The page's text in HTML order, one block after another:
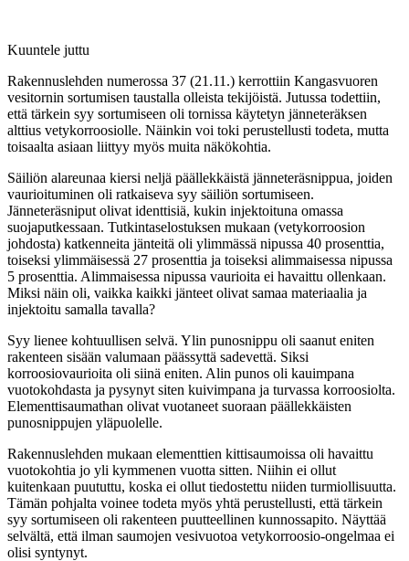
Kuuntele juttu
Rakennuslehden numerossa 37 (21.11.) kerrottiin Kangasvuoren
vesitornin sortumisen taustalla olleista tekijöistä. Jutussa todettiin,
että tärkein syy sortumiseen oli tornissa käytetyn jänneteräksen
alttius vetykorroosiolle. Näinkin voi toki perustellusti todeta, mutta
toisaalta asiaan liittyy myös muita näkökohtia.
Säiliön alareunaa kiersi neljä päällekkäistä jänneteräsnippua, joiden
vaurioituminen oli ratkaiseva syy säiliön sortumiseen.
Jänneteräsniput olivat identtisiä, kukin injektoituna omassa
suojaputkessaan. Tutkintaselostuksen mukaan (vetykorroosion
johdosta) katkenneita jänteitä oli ylimmässä nipussa 40 prosenttia,
toiseksi ylimmäisessä 27 prosenttia ja toiseksi alimmaisessa nipussa
5 prosenttia. Alimmaisessa nipussa vaurioita ei havaittu ollenkaan.
Miksi näin oli, vaikka kaikki jänteet olivat samaa materiaalia ja
injektoitu samalla tavalla?
Syy lienee kohtuullisen selvä. Ylin punosnippu oli saanut eniten
rakenteen sisään valumaan päässyttä sadevettä. Siksi
korroosiovaurioita oli siinä eniten. Alin punos oli kauimpana
vuotokohdasta ja pysynyt siten kuivimpana ja turvassa korroosiolta.
Elementtisaumathan olivat vuotaneet suoraan päällekkäisten
punosnippujen yläpuolelle.
Rakennuslehden mukaan elementtien kittisaumoissa oli havaittu
vuotokohtia jo yli kymmenen vuotta sitten. Niihin ei ollut
kuitenkaan puututtu, koska ei ollut tiedostettu niiden turmiollisuutta.
Tämän pohjalta voinee todeta myös yhtä perustellusti, että tärkein
syy sortumiseen oli rakenteen puutteellinen kunnossapito. Näyttää
selvältä, että ilman saumojen vesivuotoa vetykorroosio-ongelmaa ei
olisi syntynyt.